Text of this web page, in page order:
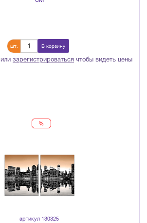
шт. В корзину
или зарегистрироваться чтобы видеть цены
%
артикул 130325